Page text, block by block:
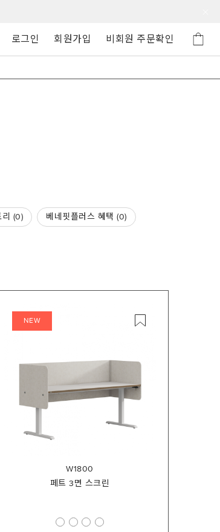
로그인 회원가입 비회원 주문확인
리 (0) 베네핏플러스 혜택 (0)
NEW
W1800
페트 3면 스크린